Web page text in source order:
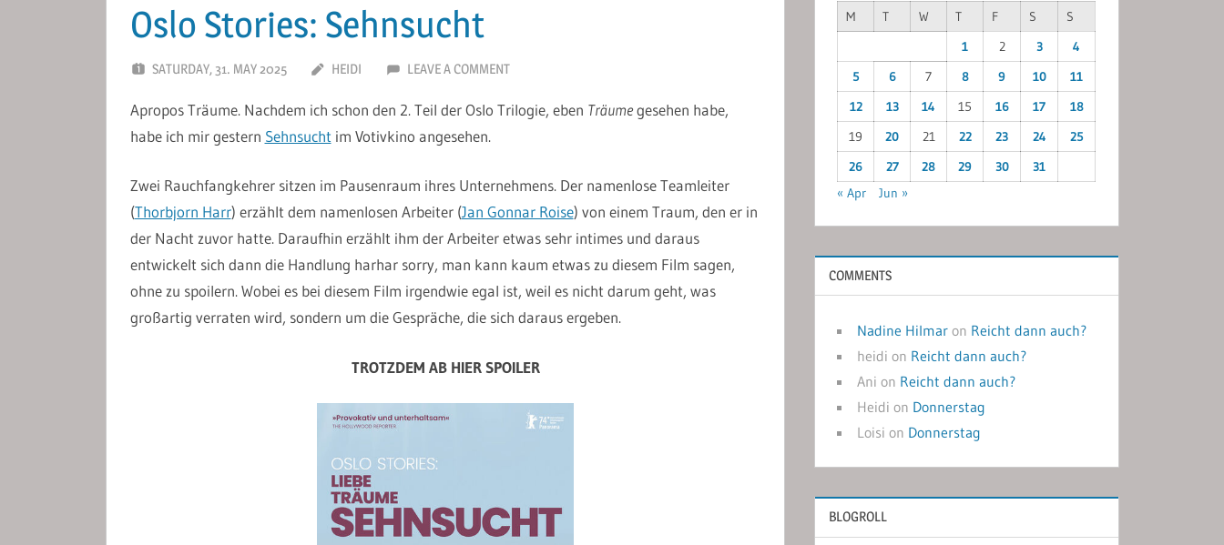
Oslo Stories: Sehnsucht
SATURDAY, 31. MAY 2025 HEIDI LEAVE A COMMENT
Apropos Träume. Nachdem ich schon den 2. Teil der Oslo Trilogie, eben Träumegesehen habe,
habe ich mir gestern Sehnsucht im Votivkino angesehen.
Zwei Rauchfangkehrer sitzen im Pausenraum ihres Unternehmens. Der namenlose Teamleiter
(Thorbjorn Harr) erzählt dem namenlosen Arbeiter (Jan Gonnar Roise) von einem Traum, den er in
der Nacht zuvor hatte. Daraufhin erzählt ihm der Arbeiter etwas sehr intimes und daraus
entwickelt sich dann die Handlung harhar sorry, man kann kaum etwas zu diesem Film sagen,
ohne zu spoilern. Wobei es bei diesem Film irgendwie egal ist, weil es nicht darum geht, was
großartig verraten wird, sondern um die Gespräche, die sich daraus ergeben.
TROTZDEM AB HIER SPOILER
M T W T F S
S
1
2 3
4
5
6 7 8 9 10
11
12
13 14 15 16 17
18
19
20 21 22 23 24
25
26
27 28 29 30
31
« Apr
Jun »
COMMENTS
Nadine Hilmar on Reicht dann auch?
heidi on Reicht dann auch?
Ani on Reicht dann auch?
Heidi on Donnerstag
Loisi on Donnerstag
BLOGROLL